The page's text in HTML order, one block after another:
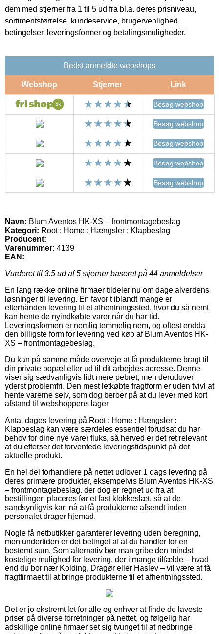
dem med stjerner fra 1 til 5 ud fra bl.a. deres prisniveau,
sortimentstørrelse, kundeservice, brugervenlighed,
betingelser, leveringsformer og betalingsmuligheder.
Bedst anmeldte webshops
Webshop Stjerner Link
Besøg webshop
Besøg webshop
Besøg webshop
Besøg webshop
Besøg webshop
Navn: Blum Aventos HK-XS – frontmontagebeslag
Kategori: Root : Home : Hængsler : Klapbeslag
Producent:
Varenummer: 4139
EAN:
Vurderet til 3.5 ud af 5 stjerner baseret på 44 anmeldelser
En lang række online firmaer tildeler nu om dage alverdens
løsninger til levering. En favorit iblandt mange er
efterhånden levering til et afhentningssted, hvor du så nemt
kan hente de nyindkøbte varer når du har tid.
Leveringsformen er nemlig temmelig nem, og oftest endda
den billigste form for levering ved køb af Blum Aventos HK-
XS – frontmontagebeslag.
Du kan på samme måde overveje at få produkterne bragt til
din private bopæl eller ud til dit arbejdes adresse. Denne
viser sig sædvanligvis lidt mere pebret, men derudover
yderst problemfri. Den mest letkøbte fragtform er uden tvivl at
hente varerne selv, som dog beroer på at du lever med kort
afstand til webshoppens lager.
Antal dages levering på Root : Home : Hængsler :
Klapbeslag kan være særdeles essentiel forudsat du har
behov for dine nye varer fluks, så herved er det ret relevant
at du efterser det forventede leveringstidspunkt på det
aktuelle produkt.
En hel del forhandlere på nettet udlover 1 dags levering på
deres primære produkter, eksempelvis Blum Aventos HK-XS
– frontmontagebeslag, der dog er regnet ud fra at
bestillingen placeres før et fast klokkeslæt, så at de
sandsynligvis kan nå at få produkterne afsendt inden
personalet drager hjemad.
Nogle få netbutikker garanterer levering uden beregning,
men undertiden er det betinget af at du handler for en
bestemt sum. Som alternativ bør man gribe den mindst
kostelige mulighed for levering, der i mange tilfælde – hvad
end du bor nær Kolding, Dragør eller Haslev – vil være at få
fragtfirmaet til at bringe produkterne til et afhentningssted.
Det er jo ekstremt let for alle og enhver at finde de laveste
priser på diverse forretninger på nettet, og følgelig har
adskillige online firmaer set sig tvunget til at nedbringe